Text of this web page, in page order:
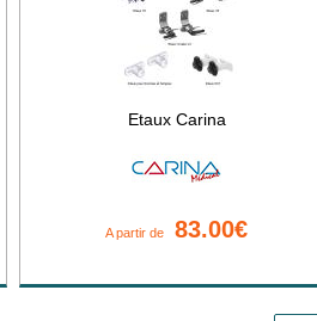
Etaux Carina
A partir de83.00€